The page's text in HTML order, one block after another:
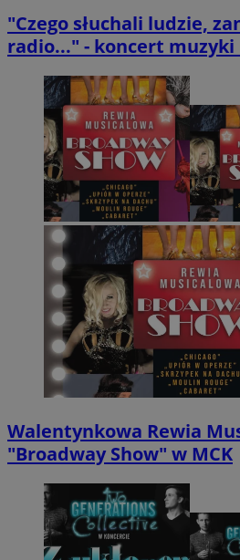
"Czego słuchali ludzie,
radio..." - koncert muzyki
Walentynkowa Rewia
"Broadway Show" w MCK